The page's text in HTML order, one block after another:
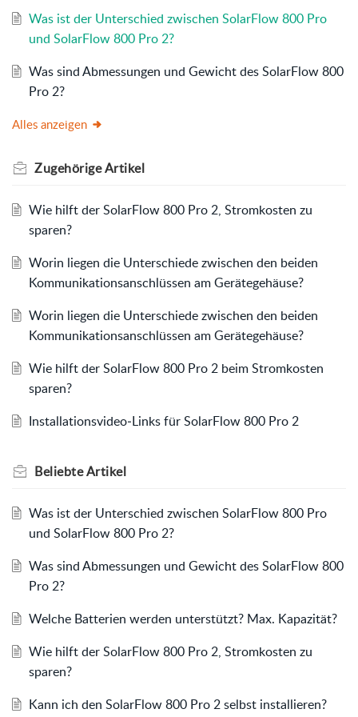
Was ist der Unterschied zwischen SolarFlow 800 Pro
und SolarFlow 800 Pro 2?
Was sind Abmessungen und Gewicht des SolarFlow 800
Pro 2?
Alles anzeigen
ZugehörigeArtikel
Wie hilft der SolarFlow 800 Pro 2, Stromkosten zu
sparen?
Worin liegen die Unterschiede zwischen den beiden
Kommunikationsanschlüssen am Gerätegehäuse?
Worin liegen die Unterschiede zwischen den beiden
Kommunikationsanschlüssen am Gerätegehäuse?
Wie hilft der SolarFlow 800 Pro 2 beim Stromkosten
sparen?
Installationsvideo‑Links für SolarFlow 800 Pro 2
BeliebteArtikel
Was ist der Unterschied zwischen SolarFlow 800 Pro
und SolarFlow 800 Pro 2?
Was sind Abmessungen und Gewicht des SolarFlow 800
Pro 2?
Welche Batterien werden unterstützt? Max. Kapazität?
Wie hilft der SolarFlow 800 Pro 2, Stromkosten zu
sparen?
Kann ich den SolarFlow 800 Pro 2 selbst installieren?